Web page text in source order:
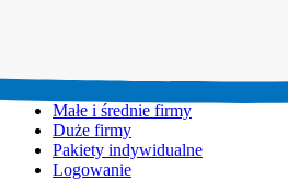
Małe i średnie firmy
Duże firmy
Pakiety indywidualne
Logowanie